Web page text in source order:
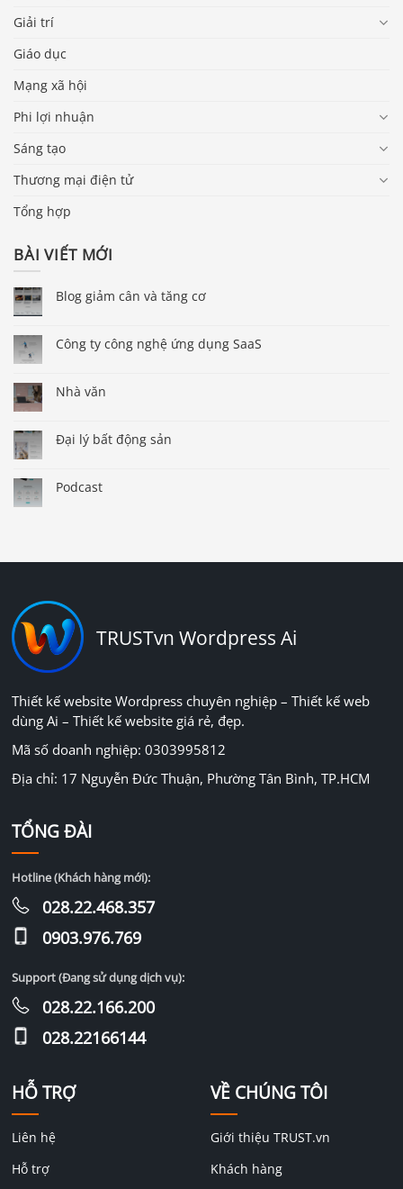
Giải trí
Giáo dục
Mạng xã hội
Phi lợi nhuận
Sáng tạo
Thương mại điện tử
Tổng hợp
BÀI VIẾT MỚI
Blog giảm cân và tăng cơ
Công ty công nghệ ứng dụng SaaS
Nhà văn
Đại lý bất động sản
Podcast
TRUSTvn Wordpress Ai
Thiết kế website Wordpress chuyên nghiệp – Thiết kế web
dùng Ai – Thiết kế website giá rẻ, đẹp.
Mã số doanh nghiệp: 0303995812
Địa chỉ: 17 Nguyễn Đức Thuận, Phường Tân Bình, TP.HCM
HỖ TRỢ
Liên hệ
Hỗ trợ
VỀ CHÚNG TÔI
Giới thiệu TRUST.vn
Khách hàng
TỔNG ĐÀI
Hotline (Khách hàng mới):
028.22.468.357
0903.976.769
Support (Đang sử dụng dịch vụ):
028.22.166.200
028.22166144